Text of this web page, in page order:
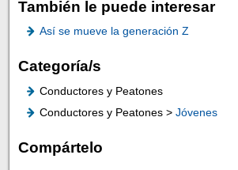
También le puede interesar
Así se mueve la generación Z
Categoría/s
Conductores y Peatones
Conductores y Peatones > Jóvenes
Compártelo